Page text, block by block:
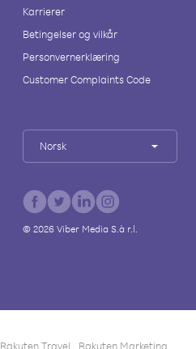
Karrierer
Betingelser og vilkår
Personvernerklæring
Customer Complaints Code
Norsk
© 2026Viber Media S.à r.l.
Rakuten Travel Rakuten Marketing